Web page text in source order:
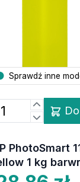
Sprawdź inne
PhotoSmart
1 kg